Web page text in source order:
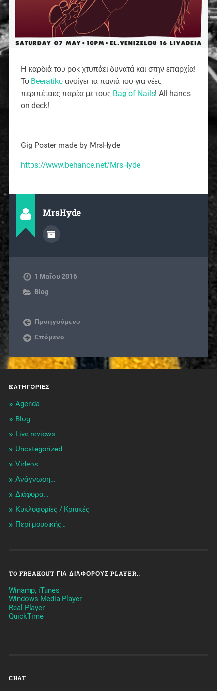
Η καρδιά του ροκ χτυπάει δυνατά και στην επαρχία!
Το Beeratikoανοίγει τα πανιά του για νέες
περιπέτειες παρέα με τους Bag of Nails! All hands
on deck!
Gig Poster made by MrsHyde
https://www.behance.net/MrsHyde
MrsHyde
1 Μαΐου 2016
Blog
Προηγούμενο
Επόμενο
KΑΤΗΓΟΡΊΕΣ
Agenda
Blog
Live reviews
Uncategorized
Videos
Ανάγνωση…
Διάφορα…
Κυκλοφορίες / Kριτικές
Περί μουσικής…
TO FREAKOUT ΓΙΑ ΔΙΆΦΟΡΟΥΣ PLAYER..
Winamp, iTunes
Windows Media Player
Real Player
QuickTime
CHAT